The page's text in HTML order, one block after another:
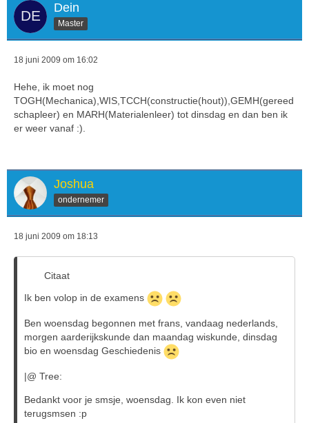
Dein
Master
18 juni 2009 om 16:02
Hehe, ik moet nog
TOGH(Mechanica),WIS,TCCH(constructie(hout)),GEMH(gereed
schapleer) en MARH(Materialenleer) tot dinsdag en dan ben ik
er weer vanaf :).
Joshua
ondernemer
18 juni 2009 om 18:13
Citaat
Ik ben volop in de examens
Ben woensdag begonnen met frans, vandaag nederlands,
morgen aarderijkskunde dan maandag wiskunde, dinsdag
bio en woensdag Geschiedenis
|@ Tree:
Bedankt voor je smsje, woensdag. Ik kon even niet
terugsmsen :p